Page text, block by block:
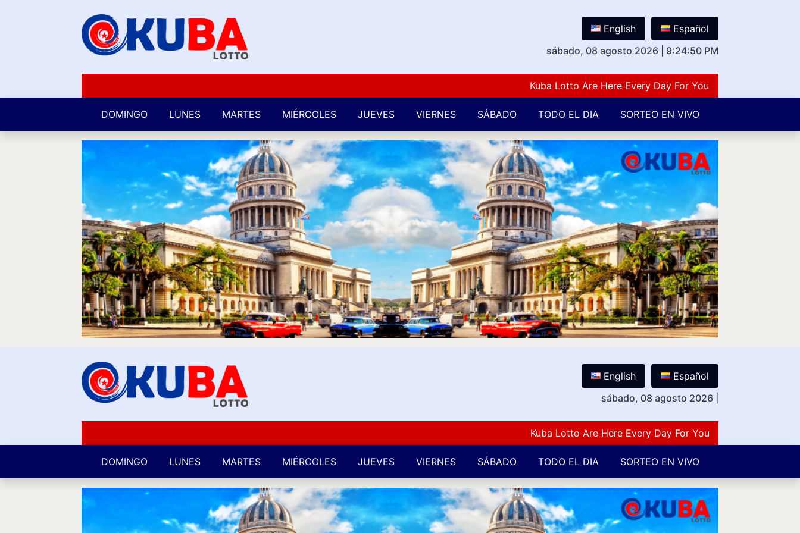
English
Español
sábado, 08 agosto 2026
9:24:50 PM
Kuba Lotto Are Here Every Day For You Lovers Of Number
DOMINGO LUNES MARTES MIÉRCOLES JUEVES VIERNES SÁBADO TODO EL DIA SORTEO EN VIVO
English
Español
sábado, 08 agosto 2026
Kuba Lotto Are Here Every Day For You Lovers Of Number
DOMINGO LUNES MARTES MIÉRCOLES JUEVES VIERNES SÁBADO TODO EL DIA SORTEO EN VIVO